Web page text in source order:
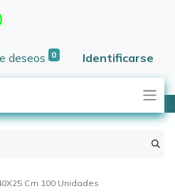
deseos 0 Identificarse
Cm 100 Unidades